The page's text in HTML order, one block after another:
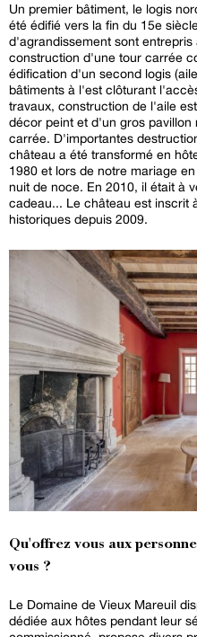
Un premier bâtiment, le logis
été édifié vers la fin du 15e
d'agrandissement sont
construction d'une tour carrée
édification d'un second logis
bâtiments à l'est clôturant
travaux, construction de l'aile
décor peint et d'un gros pavillon
carrée. D'importantes
château a été transformé en
1980 et lors de notre mariage
nuit de noce. En 2010, il était à
cadeau... Le château est inscrit
historiques depuis 2009.
Qu'offrez vous aux
vous ?
Le Domaine de Vieux Mareuil
dédiée aux hôtes pendant leur